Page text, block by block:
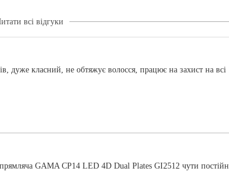
всі відгуки
дуже класний, не обтяжує волосся, працює на захист на
GAMA CP14 LED 4D Dual Plates GI2512 чути